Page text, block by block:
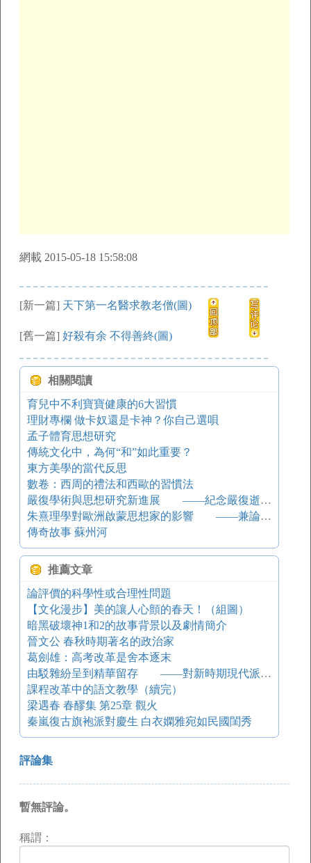
網載 2015-05-18 15:58:08
[新一篇] 天下第一名醫求教老僧(圖)
[舊一篇] 好殺有余 不得善終(圖)
相關閱讀
育兒中不利寶寶健康的6大習慣
理財專欄 做卡奴還是卡神？你自己選唄
孟子體育思想研究
傳統文化中，為何“和”如此重要？
東方美學的當代反思
數卷：西周的禮法和西歐的習慣法
嚴復學術與思想研究新進展 ——紀念嚴復逝世85周年國際學術研討會綜述
朱熹理學對歐洲啟蒙思想家的影響 ——兼論中國文明對西方文明的作用
傳奇故事 蘇州河
推薦文章
論評價的科學性或合理性問題
【文化漫步】美的讓人心顫的春天！（組圖）
暗黑破壞神1和2的故事背景以及劇情簡介
晉文公 春秋時期著名的政治家
葛劍雄：高考改革是舍本逐末
由駁雜紛呈到精華留存 ——對新時期現代派小說的回顧與審視
課程改革中的語文教學（續完）
梁遇春 春醪集 第25章 觀火
秦嵐復古旗袍派對慶生 白衣嫻雅宛如民國閨秀
評論集
暫無評論。
稱謂：